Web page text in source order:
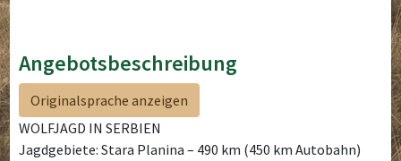
Angebotsbeschreibung
Originalsprache anzeigen
WOLFJAGD IN SERBIEN
Jagdgebiete: Stara Planina – 490 km (450 km Autobahn)